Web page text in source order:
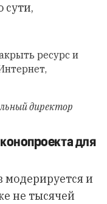
сути,
ресурс и
директор
для
модерируется и
не тысячей